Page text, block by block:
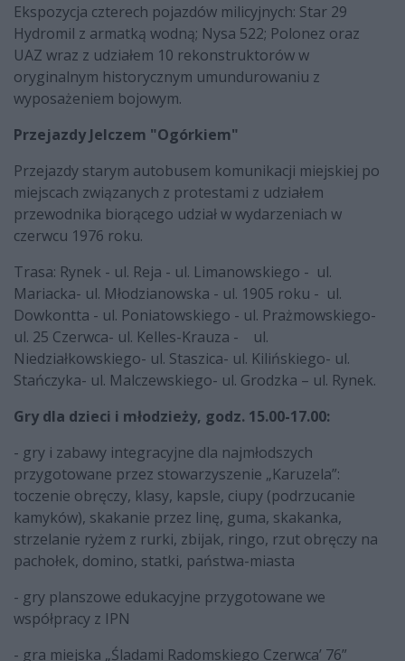
Ekspozycja czterech pojazdów milicyjnych: Star 29
Hydromil z armatką wodną; Nysa 522; Polonez oraz
UAZ wraz z udziałem 10 rekonstruktorów w
oryginalnym historycznym umundurowaniu z
wyposażeniem bojowym.
Przejazdy Jelczem "Ogórkiem"
Przejazdy starym autobusem komunikacji miejskiej po
miejscach związanych z protestami z udziałem
przewodnika biorącego udział w wydarzeniach w
czerwcu 1976 roku.
Trasa: Rynek - ul. Reja - ul. Limanowskiego - ul.
Mariacka- ul. Młodzianowska - ul. 1905 roku - ul.
Dowkontta - ul. Poniatowskiego - ul. Prażmowskiego-
ul. 25 Czerwca- ul. Kelles-Krauza - ul.
Niedziałkowskiego- ul. Staszica- ul. Kilińskiego- ul.
Stańczyka- ul. Malczewskiego- ul. Grodzka – ul. Rynek.
Gry dla dzieci i młodzieży, godz. 15.00-17.00:
- gry i zabawy integracyjne dla najmłodszych
przygotowane przez stowarzyszenie „Karuzela”:
toczenie obręczy, klasy, kapsle, ciupy (podrzucanie
kamyków), skakanie przez linę, guma, skakanka,
strzelanie ryżem z rurki, zbijak, ringo, rzut obręczy na
pachołek, domino, statki, państwa-miasta
- gry planszowe edukacyjne przygotowane we
współpracy z IPN
- gra miejska „Śladami Radomskiego Czerwca’ 76”